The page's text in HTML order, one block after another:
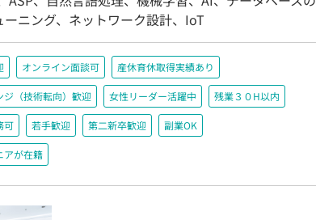
ニング、ネットワーク設計、IoT
オンライン面談可 産休育休取得実績あり
ジ（技術転向）歓迎 女性リーダー活躍中 残業３０H以内
可 若手歓迎 第二新卒歓迎 副業OK
アが在籍